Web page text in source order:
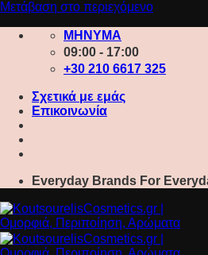
Μετάβαση στο περιεχόμενο
ΜΗΝΥΜΑ
09:00 - 17:00
+30 210 6617 325
Σχετικά με εμάς
Επικοινωνία
Everyday Brands For